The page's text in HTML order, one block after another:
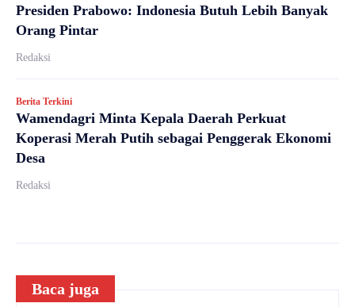
Presiden Prabowo: Indonesia Butuh Lebih Banyak
Orang Pintar
Redaksi
Berita Terkini
Wamendagri Minta Kepala Daerah Perkuat
Koperasi Merah Putih sebagai Penggerak Ekonomi
Desa
Redaksi
Baca juga